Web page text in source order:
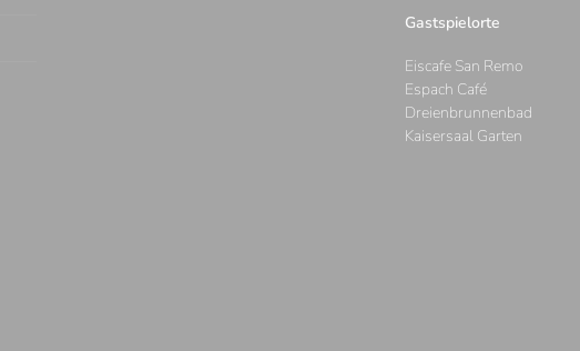
Gastspielorte
Eiscafe San Remo
Espach Café
Dreienbrunnenbad
Kaisersaal Garten